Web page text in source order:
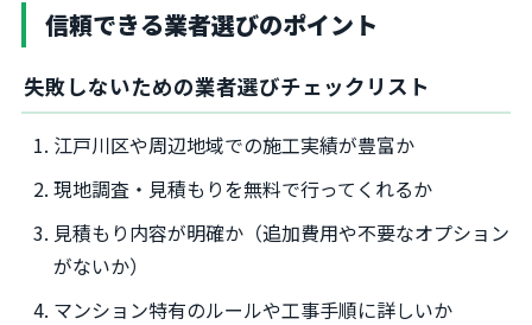
信頼できる業者選びのポイント
失敗しないための業者選びチェックリスト
江戸川区や周辺地域での施工実績が豊富か
現地調査・見積もりを無料で行ってくれるか
見積もり内容が明確か（追加費用や不要なオプション
がないか）
マンション特有のルールや工事手順に詳しいか